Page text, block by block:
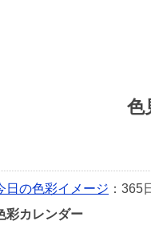
色
日の色彩イメージ ：365
彩カレンダー